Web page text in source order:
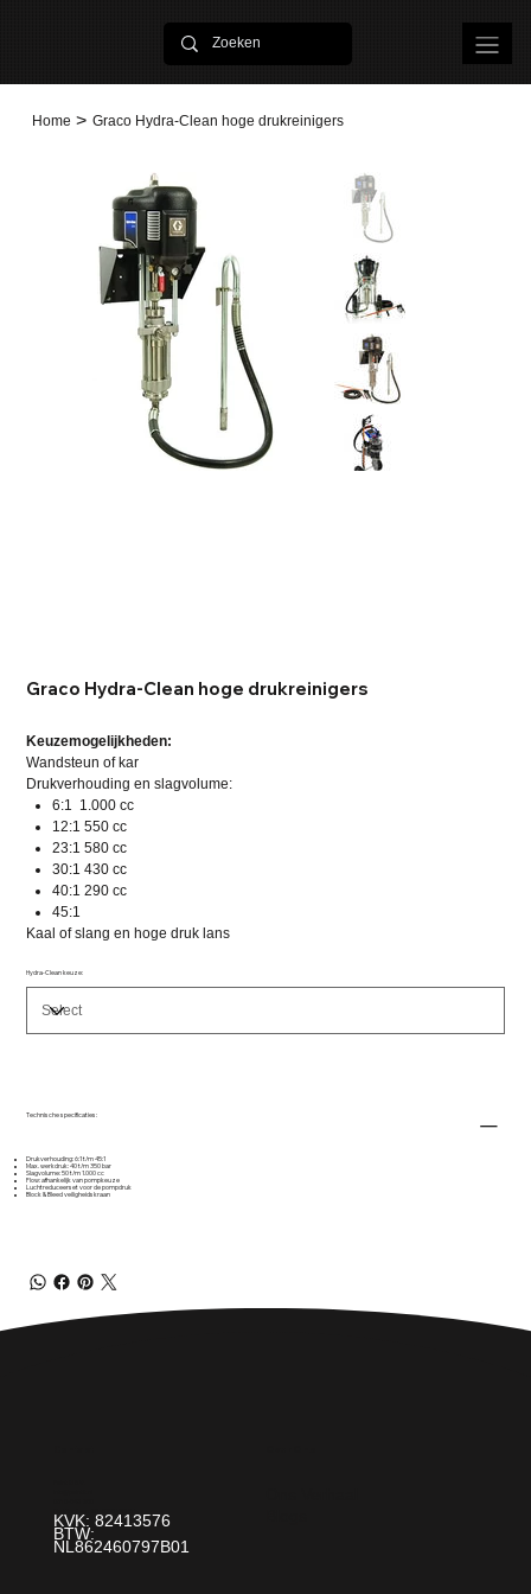
Home > Graco Hydra-Clean hoge drukreinigers
Graco Hydra-Clean hoge drukreinigers
Keuzemogelijkheden:
Wandsteun of kar
Drukverhouding en slagvolume:
6:1 1.000 cc
12:1 550 cc
23:1 580 cc
30:1 430 cc
40:1 290 cc
45:1
Kaal of slang en hoge druk lans
Hydra-Clean keuze:
Technische specificaties:
Drukverhouding: 6:1 t/m 45:1
Max. werkdruk: 40 t/m 350 bar
Slagvolume: 50 t/m 1.000 cc
Flow: afhankelijk van pompkeuze
Luchtreduceerset voor de pompdruk
Block & Bleed veiligheidskraan
KVK: 82413576
BTW:
NL862460797B01